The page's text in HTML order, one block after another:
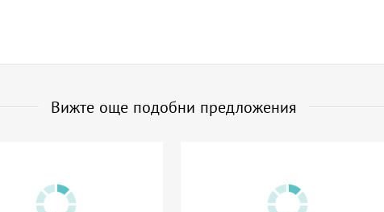
Вижте още подобни предложения